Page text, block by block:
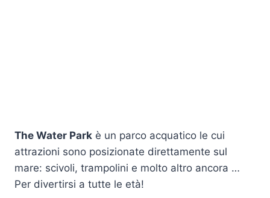
The Water Park è un parco acquatico le cui
attrazioni sono posizionate direttamente sul
mare: scivoli, trampolini e molto altro ancora …
Per divertirsi a tutte le età!